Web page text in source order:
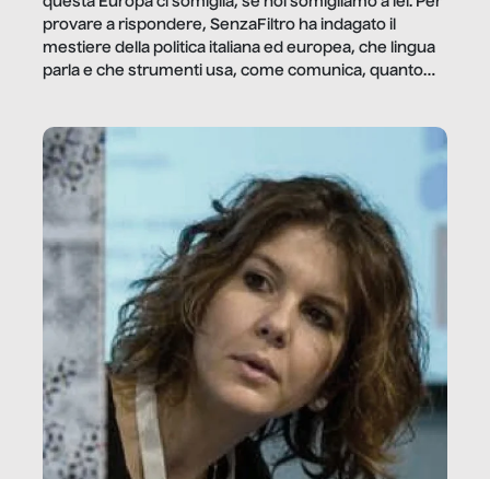
provare a rispondere, SenzaFiltro ha indagato il
mestiere della politica italiana ed europea, che lingua
parla e che strumenti usa, come comunica, quanto